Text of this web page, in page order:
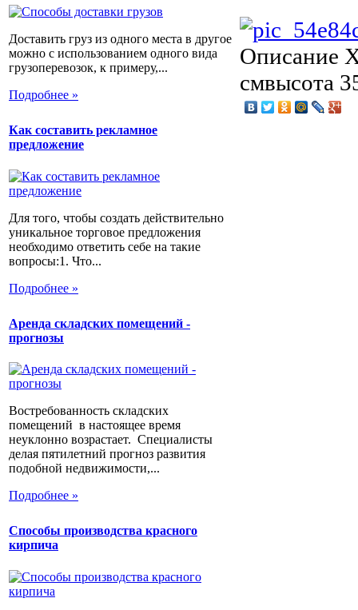
Доставить груз из одного места в другое
можно с использованием одного вида
грузоперевозок, к примеру,...
Подробнее »
Как составить рекламное
предложение
Для того, чтобы создать действительно
уникальное торговое предложения
необходимо ответить себе на такие
вопросы:1. Что...
Подробнее »
Аренда складских помещений -
прогнозы
Востребованность складских
помещений в настоящее время
неуклонно возрастает. Специалисты
делая пятилетний прогноз развития
подобной недвижимости,...
Подробнее »
Способы производства красного
кирпича
Описание
смвысота